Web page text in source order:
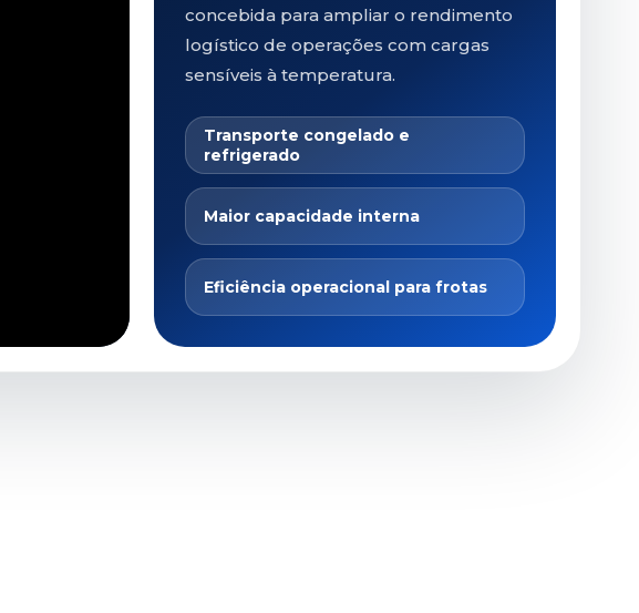
concebida para ampliar o rendimento
logístico de operações com cargas
sensíveis à temperatura.
Transporte congelado e
refrigerado
Maior capacidade interna
Eficiência operacional para frotas